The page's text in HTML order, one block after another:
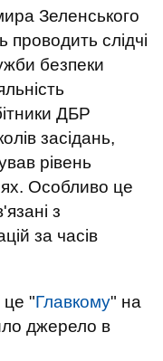
Зеленського
слідчі
безпеки
ДБР
засідань,
рівень
Особливо це
з
за часів
це "Главкому" на
джерело в